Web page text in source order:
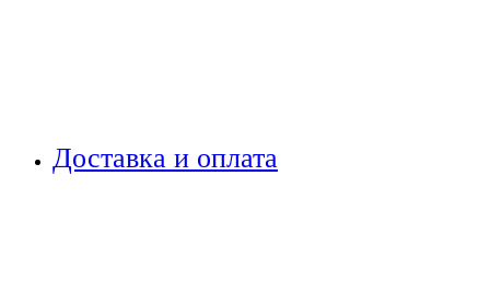
Доставка и оплата